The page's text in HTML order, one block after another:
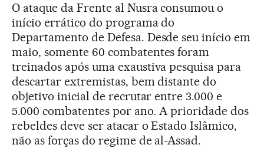
O ataque da Frente al Nusra consumou o
início errático do programa do
Departamento de Defesa. Desde seu início em
maio, somente 60 combatentes foram
treinados após uma exaustiva pesquisa para
descartar extremistas, bem distante do
objetivo inicial de recrutar entre 3.000 e
5.000 combatentes por ano. A prioridade dos
rebeldes deve ser atacar o Estado Islâmico,
não as forças do regime de al-Assad.